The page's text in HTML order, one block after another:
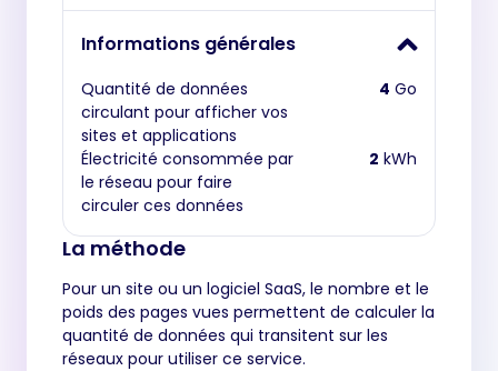
Informations générales
Quantité de données
circulant pour afficher vos
sites et applications
4 Go
Électricité consommée par
le réseau pour faire
circuler ces données
2 kWh
La méthode
Pour un site ou un logiciel SaaS, le nombre et le
poids des pages vues permettent de calculer la
quantité de données qui transitent sur les
réseaux pour utiliser ce service.